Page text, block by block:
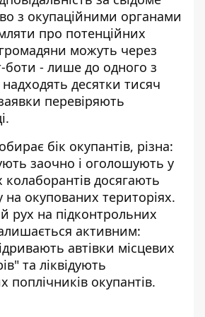
з окупаційними органами
про потенційних
можуть через
боти - лише до одного з
надходять десятки тисяч
перевіряють
бік окупантів, різна:
заочно і оголошують у
колаборантів досягають
на окупованих територіях.
рух на підконтрольних
активним:
автівки місцевих
та ліквідують
поплічників окупантів.